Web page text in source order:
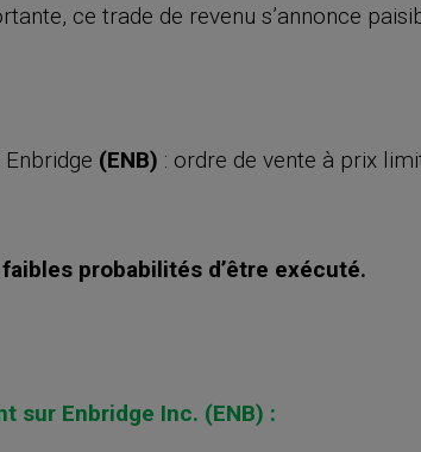
ce trade de revenu s’annonce
(ENB) : ordre de vente à prix
probabilités d’être exécuté.
sur Enbridge Inc. (ENB) :